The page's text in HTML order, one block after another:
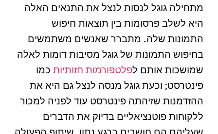
מתחילה גוגל לנסות לנצל את התנאים האלה
היא לשלב פרסומות בין תוצאות חיפוש
התמונות שלה. מתברר שאנשים משתמשים
בחיפוש התמונות של גוגל מסיבות דומות לאלה
שמושכות אותם לפלטפורמות חזותיות כמו
פינטרסט; וכעת גוגל מנסה לנצל גם היא את
ההזדמנות שזיהתה פינטרסט עוד לפניה למכור
ללקוחות פוטנציאליים בדיוק את הדברים